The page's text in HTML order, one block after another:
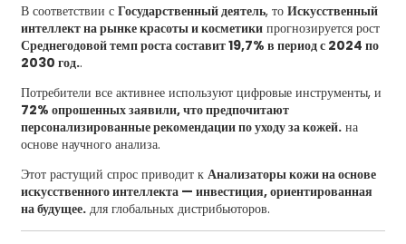
В соответствии с Государственный деятель, то Искусственный
интеллект на рынке красоты и косметикипрогнозируется рост
Среднегодовой темп роста составит 19,7% в период с 2024 по
2030 год..
Потребители все активнее используют цифровые инструменты, и
72% опрошенных заявили, что предпочитают
персонализированные рекомендации по уходу за кожей.на
основе научного анализа.
Этот растущий спрос приводит к Анализаторы кожи на основе
искусственного интеллекта — инвестиция, ориентированная
на будущее.для глобальных дистрибьюторов.